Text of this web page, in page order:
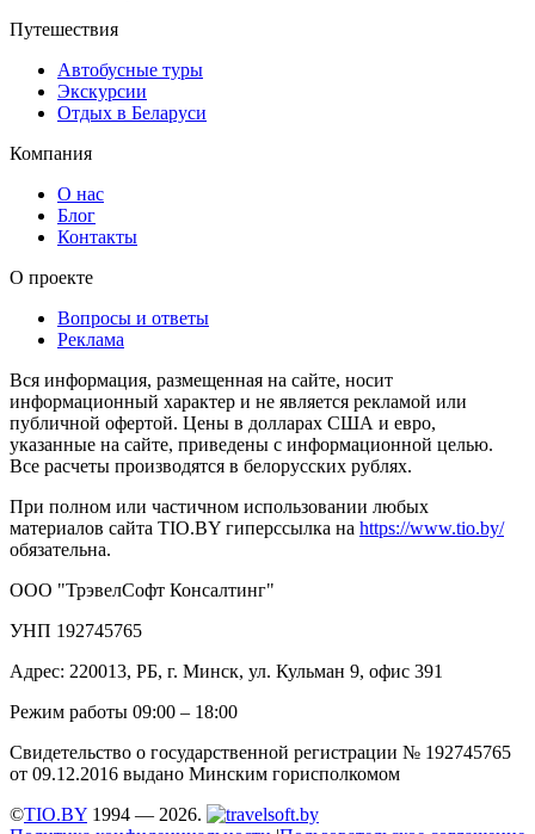
Путешествия
Автобусные туры
Экскурсии
Отдых в Беларуси
Компания
О нас
Блог
Контакты
О проекте
Вопросы и ответы
Реклама
Вся информация, размещенная на сайте, носит
информационный характер и не является рекламой или
публичной офертой. Цены в долларах США и евро,
указанные на сайте, приведены с информационной целью.
Все расчеты производятся в белорусских рублях.
При полном или частичном использовании любых
материалов сайта TIO.BY гиперссылка на https://www.tio.by/
обязательна.
ООО "ТрэвелСофт Консалтинг"
УНП 192745765
Адрес: 220013, РБ, г. Минск, ул. Кульман 9, офис 391
Режим работы 09:00 – 18:00
Свидетельство о государственной регистрации № 192745765
от 09.12.2016 выдано Минским горисполкомом
©TIO.BY 1994 — 2026.